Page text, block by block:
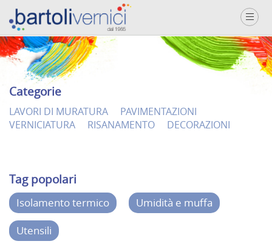
Categorie
LAVORI DI MURATURA
PAVIMENTAZIONI
VERNICIATURA
RISANAMENTO DECORAZIONI
Tag popolari
Isolamento termico
Umidità e muffa
Utensili